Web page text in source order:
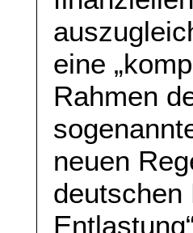
eine
Rahmen
neuen